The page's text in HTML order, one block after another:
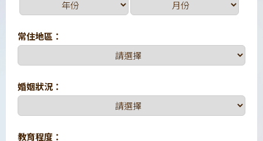
常住地區：
婚姻狀況：
教育程度：